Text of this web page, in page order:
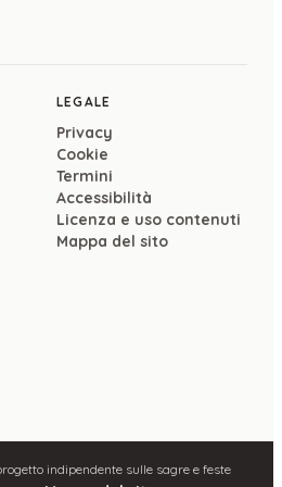
LEGALE
Privacy
Cookie
Termini
Accessibilità
Licenza e uso contenuti
Mappa del sito
indipendente sulle sagre e feste